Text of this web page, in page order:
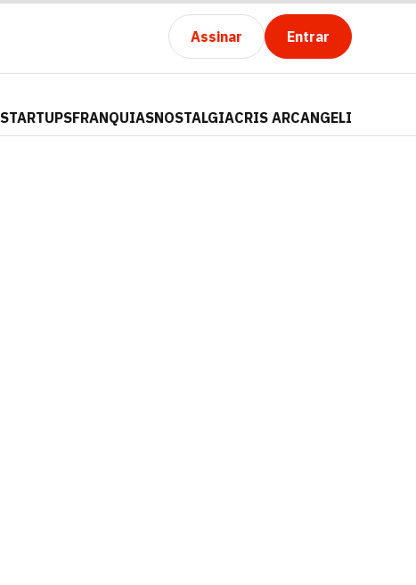
Assinar Entrar
STARTUPSFRANQUIASNOSTALGIACRIS ARCANGELI